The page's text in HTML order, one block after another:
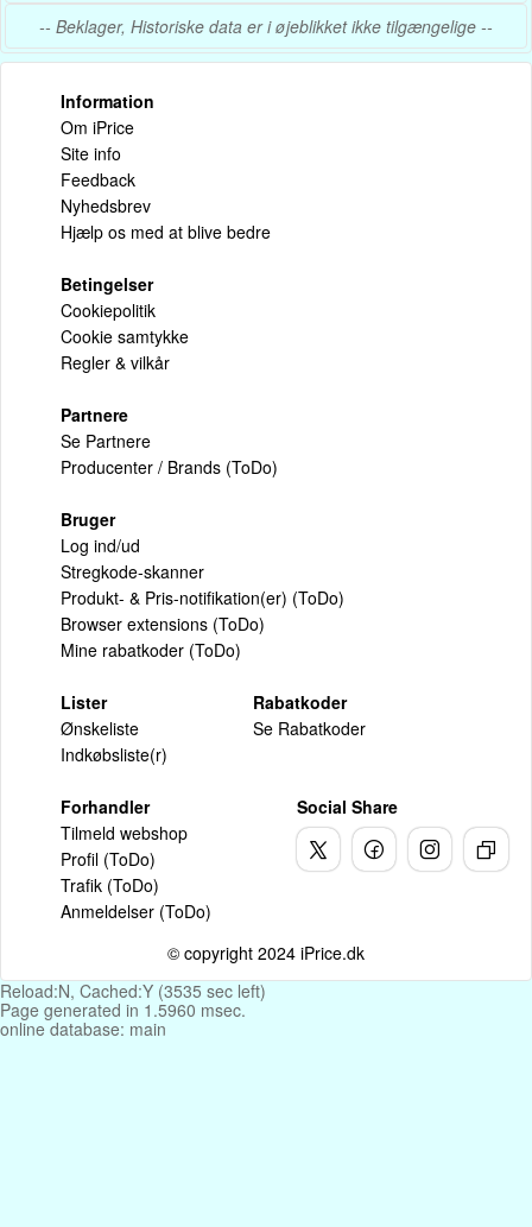
-- Beklager, Historiske data er i øjeblikket ikke tilgængelige --
Information
Om iPrice
Site info
Feedback
Nyhedsbrev
Hjælp os med at blive bedre
Betingelser
Cookiepolitik
Cookie samtykke
Regler & vilkår
Partnere
Se Partnere
Producenter / Brands (ToDo)
Bruger
Log ind/ud
Stregkode-skanner
Produkt- & Pris-notifikation(er) (ToDo)
Browser extensions (ToDo)
Mine rabatkoder (ToDo)
Lister
Ønskeliste
Indkøbsliste(r)
Rabatkoder
Se Rabatkoder
Forhandler
Tilmeld webshop
Profil (ToDo)
Trafik (ToDo)
Anmeldelser (ToDo)
Social Share
© copyright 2024 iPrice.dk
Reload:N, Cached:Y (3535 sec left)
Page generated in 1.5960 msec.
online database: main